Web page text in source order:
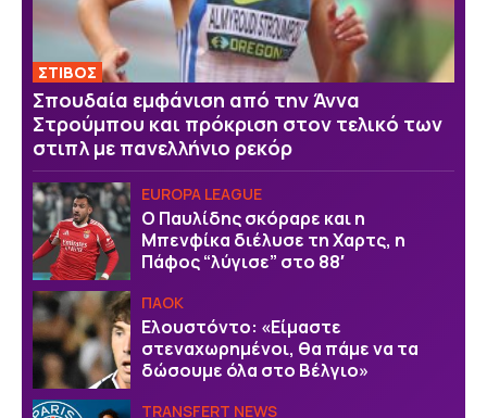
ΣΤΙΒΟΣ
Σπουδαία εμφάνιση από την Άννα
Στρούμπου και πρόκριση στον τελικό των
στιπλ με πανελλήνιο ρεκόρ
EUROPA LEAGUE
Ο Παυλίδης σκόραρε και η
Μπενφίκα διέλυσε τη Χαρτς, η
Πάφος “λύγισε” στο 88′
ΠΑΟΚ
Ελουστόντο: «Είμαστε
στεναχωρημένοι, θα πάμε να τα
δώσουμε όλα στο Βέλγιο»
TRANSFERT NEWS